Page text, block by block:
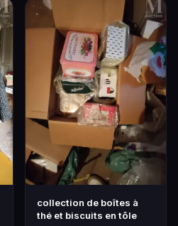
collection de boîtes à
thé et biscuits en tôle